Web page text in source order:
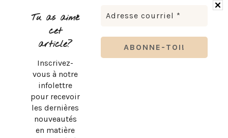
Tu as aimé
cet
article?
Inscrivez-
vous à notre
infolettre
pour recevoir
les dernières
nouveautés
en matière